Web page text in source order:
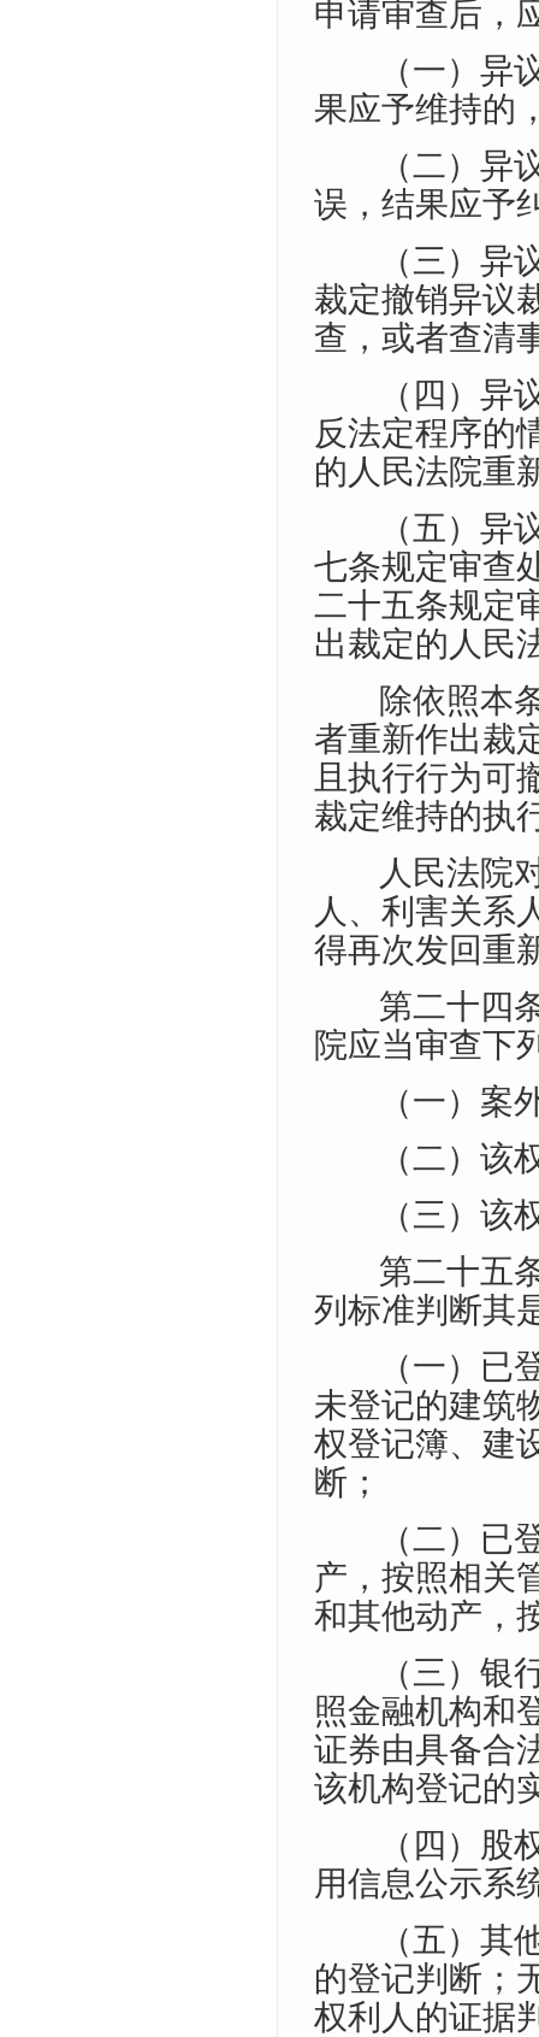
申请审查后，
（一）异
果应予维持的
（二）异
误，结果应予
（三）异
裁定撤销异议
查，或者查清
（四）异
反法定程序的
的人民法院重
（五）异
七条规定审查
二十五条规定
出裁定的人民
除依照本
者重新作出裁
且执行行为可
裁定维持的执
人民法院
人、利害关系
得再次发回重
第二十四
院应当审查下
（一）案
（二）该
（三）该
第二十五
列标准判断其
（一）已
未登记的建筑
权登记簿、建
断；
（二）已
产，按照相关
和其他动产，
（三）银
照金融机构和
证券由具备合
该机构登记的
（四）股
用信息公示系
（五）其
的登记判断；
权利人的证据